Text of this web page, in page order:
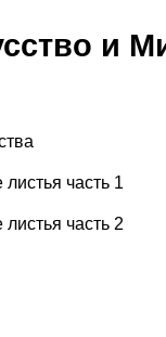
и
часть 1
часть 2